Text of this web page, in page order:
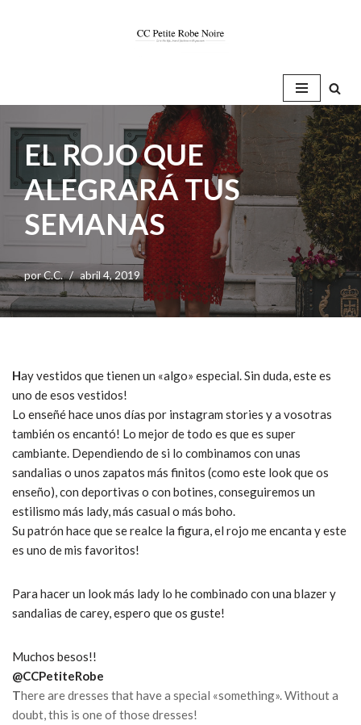
EL ROJO QUE
ALEGRARÁ TUS
SEMANAS
porC.C. abril 4, 2019
Hay vestidos que tienen un «algo» especial. Sin duda, este es
uno de esos vestidos!
Lo enseñé hace unos días por instagram stories y a vosotras
también os encantó! Lo mejor de todo es que es super
cambiante. Dependiendo de si lo combinamos con unas
sandalias o unos zapatos más finitos (como este look que os
enseño), con deportivas o con botines, conseguiremos un
estilismo más lady, más casual o más boho.
Su patrón hace que se realce la figura, el rojo me encanta y este
es uno de mis favoritos!
Para hacer un look más lady lo he combinado con una blazer y
sandalias de carey, espero que os guste!
Muchos besos!!
@CCPetiteRobe
There are dresses that have a special «something».Without a
doubt, this is one of those dresses!